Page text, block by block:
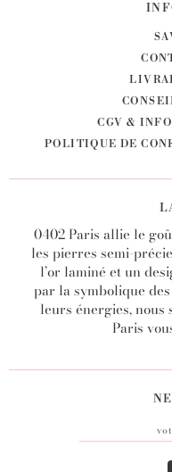
CGV &
POLITIQUE DE
0402 Paris allie le
les pierres semi-
l’or laminé et un
par la symbolique
leurs énergies, nous
Paris